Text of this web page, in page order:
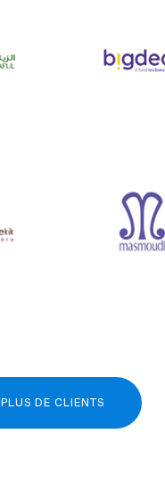
PLUS DE CLIENTS